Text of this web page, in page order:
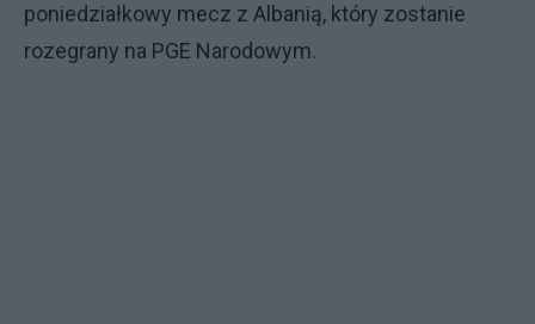
poniedziałkowy mecz z Albanią, który zostanie
rozegrany na PGE Narodowym.